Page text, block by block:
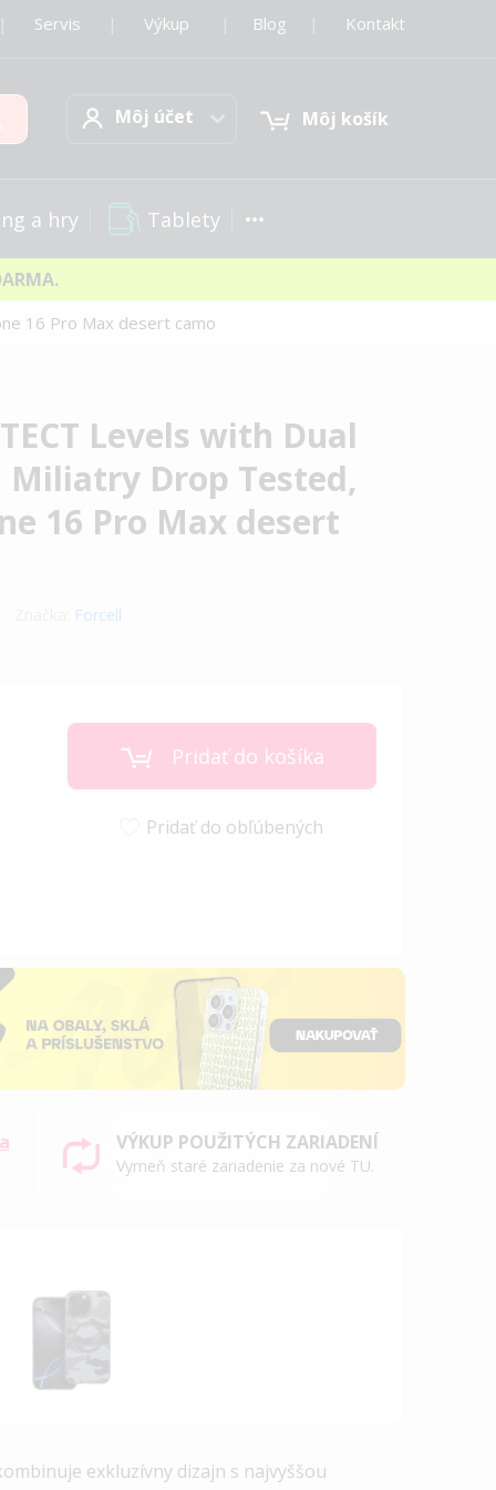
Servis Výkup Blog Kontakt
Môj účetMôj účet Môj košík
a hry Tablety
16 Pro Max desert camo
Levels with Dual
Miliatry Drop Tested,
16 Pro Max desert
Forcell
Pridať do košíka
Pridať do obľúbených
VÝKUP POUŽITÝCH ZARIADENÍ
Vymeň staré zariadenie za nové TU.
exkluzívny dizajn s najvyššou